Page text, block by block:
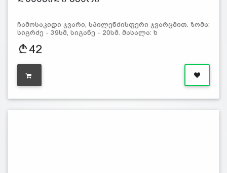
ჩამოსაკიდი ჯვარი, სპილენძისფერი ჯვარცმით. ზომა:
სიგრძე - 39სმ, სიგანე - 20სმ. მასალა: ხ
42